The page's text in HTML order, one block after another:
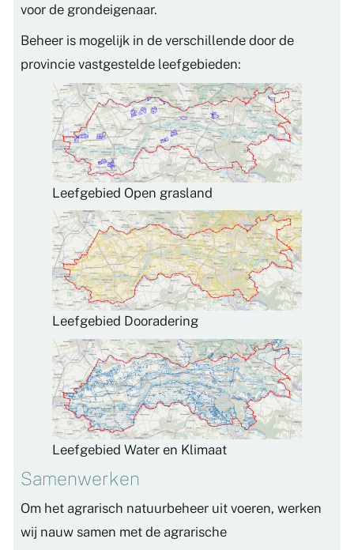
voor de grondeigenaar.
Beheer is mogelijk in de verschillende door de
provincie vastgestelde leefgebieden:
Leefgebied Open grasland
Leefgebied Dooradering
Leefgebied Water en Klimaat
Samenwerken
Om het agrarisch natuurbeheer uit voeren, werken
wij nauw samen met de agrarische